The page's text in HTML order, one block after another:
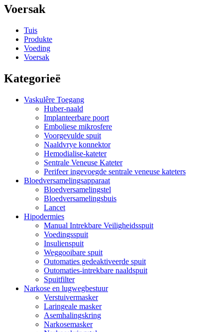
Voersak
Tuis
Produkte
Voeding
Voersak
Kategorieë
Vaskulêre Toegang
Huber-naald
Implanteerbare poort
Emboliese mikrosfere
Voorgevulde spuit
Naaldvrye konnektor
Hemodialise-kateter
Sentrale Veneuse Kateter
Perifeer ingevoegde sentrale veneuse kateters
Bloedversamelingsapparaat
Bloedversamelingstel
Bloedversamelingsbuis
Lancet
Hipodermies
Manual Intrekbare Veiligheidsspuit
Voedingsspuit
Insulienspuit
Weggooibare spuit
Outomaties gedeaktiveerde spuit
Outomaties-intrekbare naaldspuit
Spuitfilter
Narkose en lugwegbestuur
Verstuivermasker
Laringeale masker
Asemhalingskring
Narkosemasker